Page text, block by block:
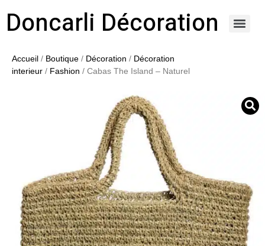
Doncarli Décoration
Accueil / Boutique / Décoration / Décoration
interieur / Fashion / Cabas The Island – Naturel